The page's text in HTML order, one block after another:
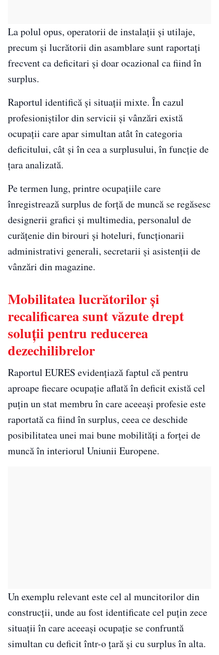
La polul opus, operatorii de instalații și utilaje,
precum și lucrătorii din asamblare sunt raportați
frecvent ca deficitari și doar ocazional ca fiind în
surplus.
Raportul identifică și situații mixte. În cazul
profesioniștilor din servicii și vânzări există
ocupații care apar simultan atât în categoria
deficitului, cât și în cea a surplusului, în funcție de
țara analizată.
Pe termen lung, printre ocupațiile care
înregistrează surplus de forță de muncă se regăsesc
designerii grafici și multimedia, personalul de
curățenie din birouri și hoteluri, funcționarii
administrativi generali, secretarii și asistenții de
vânzări din magazine.
Mobilitatea lucrătorilor și
recalificarea sunt văzute drept
soluții pentru reducerea
dezechilibrelor
Raportul EURES evidențiază faptul că pentru
aproape fiecare ocupație aflată în deficit există cel
puțin un stat membru în care aceeași profesie este
raportată ca fiind în surplus, ceea ce deschide
posibilitatea unei mai bune mobilități a forței de
muncă în interiorul Uniunii Europene.
Un exemplu relevant este cel al muncitorilor din
construcții, unde au fost identificate cel puțin zece
situații în care aceeași ocupație se confruntă
simultan cu deficit într-o țară și cu surplus în alta.